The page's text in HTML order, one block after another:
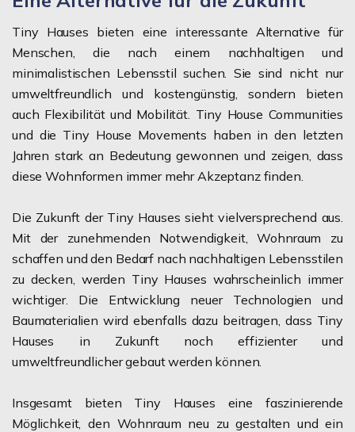
Tiny Hauses bieten eine interessante Alternative für
Menschen, die nach einem nachhaltigen und
minimalistischen Lebensstil suchen. Sie sind nicht nur
umweltfreundlich und kostengünstig, sondern bieten
auch Flexibilität und Mobilität. Tiny House Communities
und die Tiny House Movements haben in den letzten
Jahren stark an Bedeutung gewonnen und zeigen, dass
diese Wohnformen immer mehr Akzeptanz finden.
Die Zukunft der Tiny Hauses sieht vielversprechend aus.
Mit der zunehmenden Notwendigkeit, Wohnraum zu
schaffen und den Bedarf nach nachhaltigen Lebensstilen
zu decken, werden Tiny Hauses wahrscheinlich immer
wichtiger. Die Entwicklung neuer Technologien und
Baumaterialien wird ebenfalls dazu beitragen, dass Tiny
Hauses in Zukunft noch effizienter und
umweltfreundlicher gebaut werden können.
Insgesamt bieten Tiny Hauses eine faszinierende
Möglichkeit, den Wohnraum neu zu gestalten und ein